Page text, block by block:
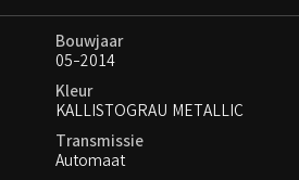
Bouwjaar
05-2014
Kleur
KALLISTOGRAU METALLIC
Transmissie
Automaat